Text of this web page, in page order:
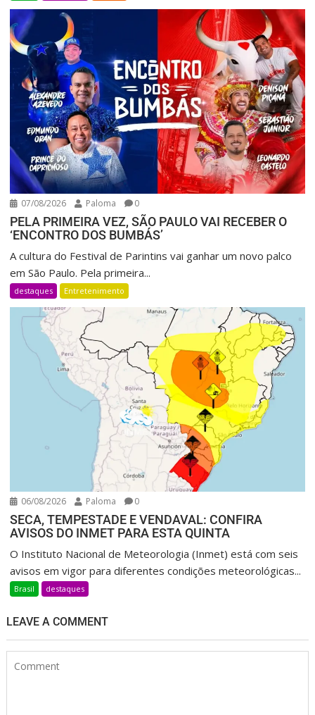
07/08/2026 Paloma 0
PELA PRIMEIRA VEZ, SÃO PAULO VAI RECEBER O
‘ENCONTRO DOS BUMBÁS’
A cultura do Festival de Parintins vai ganhar um novo palco
em São Paulo. Pela primeira...
destaques Entretenimento
06/08/2026 Paloma 0
SECA, TEMPESTADE E VENDAVAL: CONFIRA
AVISOS DO INMET PARA ESTA QUINTA
O Instituto Nacional de Meteorologia (Inmet) está com seis
avisos em vigor para diferentes condições meteorológicas...
Brasil destaques
LEAVE A COMMENT